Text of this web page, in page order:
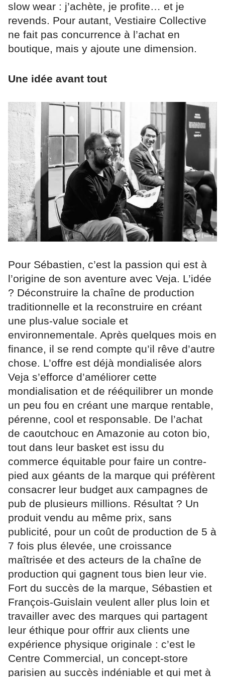
slow wear : j’achète, je profite… et je
revends. Pour autant, Vestiaire Collective
ne fait pas concurrence à l’achat en
boutique, mais y ajoute une dimension.
Une idée avant tout
Pour Sébastien, c’est la passion qui est à
l’origine de son aventure avec Veja. L’idée
? Déconstruire la chaîne de production
traditionnelle et la reconstruire en créant
une plus-value sociale et
environnementale. Après quelques mois en
finance, il se rend compte qu’il rêve d’autre
chose. L’offre est déjà mondialisée alors
Veja s’efforce d’améliorer cette
mondialisation et de rééquilibrer un monde
un peu fou en créant une marque rentable,
pérenne, cool et responsable. De l’achat
de caoutchouc en Amazonie au coton bio,
tout dans leur basket est issu du
commerce équitable pour faire un contre-
pied aux géants de la marque qui préfèrent
consacrer leur budget aux campagnes de
pub de plusieurs millions. Résultat ? Un
produit vendu au même prix, sans
publicité, pour un coût de production de 5 à
7 fois plus élevée, une croissance
maîtrisée et des acteurs de la chaîne de
production qui gagnent tous bien leur vie.
Fort du succès de la marque, Sébastien et
François-Guislain veulent aller plus loin et
travailler avec des marques qui partagent
leur éthique pour offrir aux clients une
expérience physique originale : c’est le
Centre Commercial, un concept-store
parisien au succès indéniable et qui met à